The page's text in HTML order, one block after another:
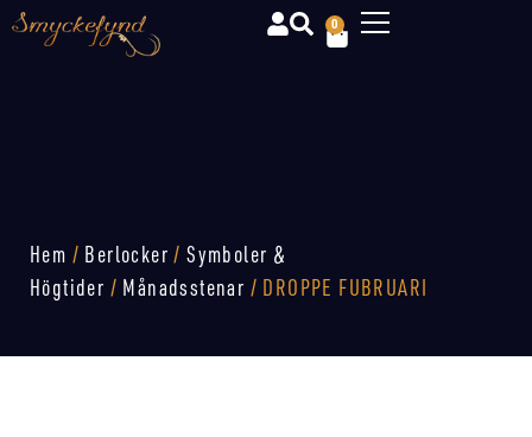
0
Hem / Berlocker /Symboler &
Högtider / Månadsstenar / DROPPE FUBRUARI